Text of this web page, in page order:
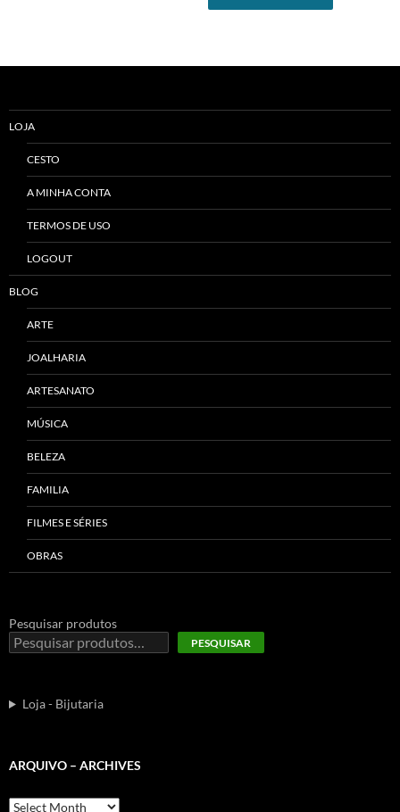
LOJA
CESTO
A MINHA CONTA
TERMOS DE USO
LOGOUT
BLOG
ARTE
JOALHARIA
ARTESANATO
MÚSICA
BELEZA
FAMILIA
FILMES E SÉRIES
OBRAS
Pesquisar produtos
PESQUISAR
Loja - Bijutaria
ARQUIVO – ARCHIVES
Arquivo